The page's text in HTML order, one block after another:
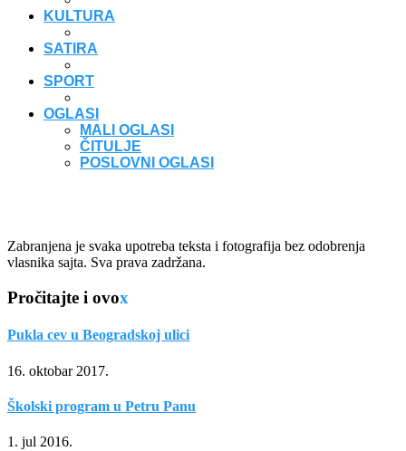
KULTURA
SATIRA
SPORT
OGLASI
MALI OGLASI
ČITULJE
POSLOVNI OGLASI
Zabranjena je svaka upotreba teksta i fotografija bez odobrenja
vlasnika sajta. Sva prava zadržana.
Pročitajte i ovox
Pukla cev u Beogradskoj ulici
16. oktobar 2017.
Školski program u Petru Panu
1. jul 2016.